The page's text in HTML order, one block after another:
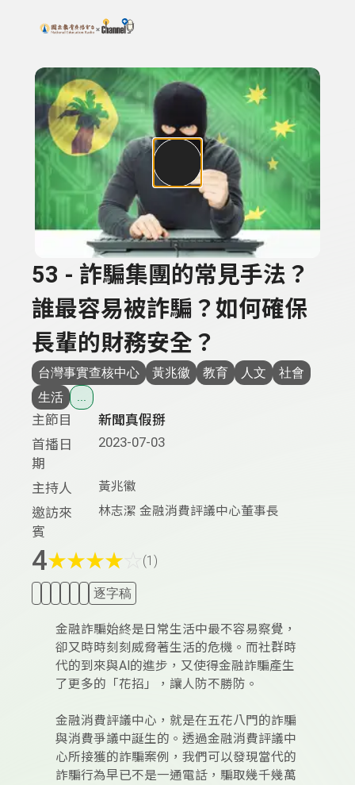
上方功能區塊
搜尋關鍵字：可輸入節目名稱、主持人或關鍵字
53 - 詐騙集團的常見手法？
誰最容易被詐騙？如何確保
長輩的財務安全？
台灣事實查核中心 黃兆徽 教育 人文
社會
生活
...
主節目
新聞真假掰
首播日
期
2023-07-03
主持人 黃兆徽
邀訪來
賓
林志潔 金融消費評議中心董事長
4★★★★ (1)
逐字稿
金融詐騙始終是日常生活中最不容易察覺，
卻又時時刻刻威脅著生活的危機。而社群時
代的到來與AI的進步，又使得金融詐騙產生
了更多的「花招」，讓人防不勝防。
金融消費評議中心，就是在五花八門的詐騙
與消費爭議中誕生的。透過金融消費評議中
心所接獲的詐騙案例，我們可以發現當代的
詐騙行為早已不是一通電話，騙取幾千幾萬